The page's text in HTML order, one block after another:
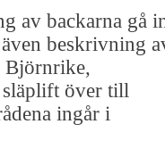
av backarna gå
beskrivning
Björnrike,
släplift över till
ingår i